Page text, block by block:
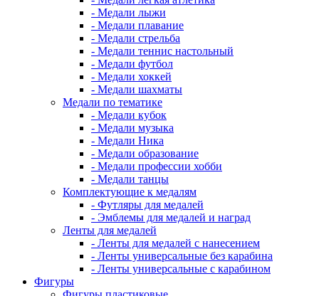
- Медали лыжи
- Медали плавание
- Медали стрельба
- Медали теннис настольный
- Медали футбол
- Медали хоккей
- Медали шахматы
Медали по тематике
- Медали кубок
- Медали музыка
- Медали Ника
- Медали образование
- Медали профессии хобби
- Медали танцы
Комплектующие к медалям
- Футляры для медалей
- Эмблемы для медалей и наград
Ленты для медалей
- Ленты для медалей с нанесением
- Ленты универсальные без карабина
- Ленты универсальные с карабином
Фигуры